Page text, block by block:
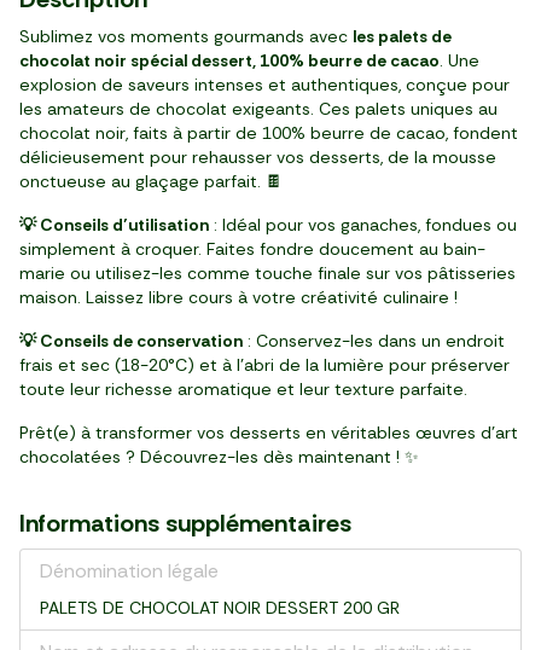
Sublimez vos moments gourmands avec les palets de
chocolat noir spécial dessert, 100% beurre de cacao. Une
explosion de saveurs intenses et authentiques, conçue pour
les amateurs de chocolat exigeants. Ces palets uniques au
chocolat noir, faits à partir de 100% beurre de cacao, fondent
délicieusement pour rehausser vos desserts, de la mousse
onctueuse au glaçage parfait. 🍫
💡 Conseils d’utilisation : Idéal pour vos ganaches, fondues ou
simplement à croquer. Faites fondre doucement au bain-
marie ou utilisez-les comme touche finale sur vos pâtisseries
maison. Laissez libre cours à votre créativité culinaire !
💡 Conseils de conservation : Conservez-les dans un endroit
frais et sec (18-20°C) et à l’abri de la lumière pour préserver
toute leur richesse aromatique et leur texture parfaite.
Prêt(e) à transformer vos desserts en véritables œuvres d’art
chocolatées ? Découvrez-les dès maintenant ! ✨
Informations supplémentaires
Dénomination légale
PALETS DE CHOCOLAT NOIR DESSERT 200 GR